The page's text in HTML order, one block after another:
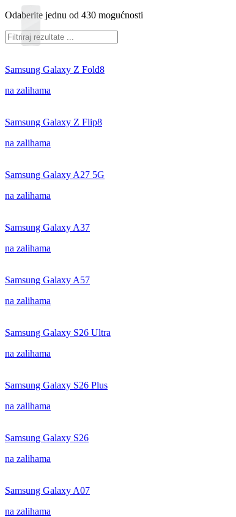
Odaberite jednu od 430 mogućnosti
Samsung Galaxy Z Fold8
na zalihama
Samsung Galaxy Z Flip8
na zalihama
Samsung Galaxy A27 5G
na zalihama
Samsung Galaxy A37
na zalihama
Samsung Galaxy A57
na zalihama
Samsung Galaxy S26 Ultra
na zalihama
Samsung Galaxy S26 Plus
na zalihama
Samsung Galaxy S26
na zalihama
Samsung Galaxy A07
na zalihama